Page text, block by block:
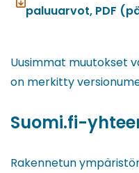
paluuarvot, PDF
Uusimmat muutokset
on merkitty
Suomi.fi-
Rakennetun